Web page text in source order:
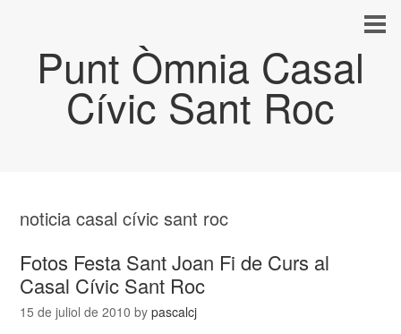
Punt Òmnia Casal
Cívic Sant Roc
noticia casal cívic sant roc
Fotos Festa Sant Joan Fi de Curs al
Casal Cívic Sant Roc
15 de juliol de 2010 bypascalcj